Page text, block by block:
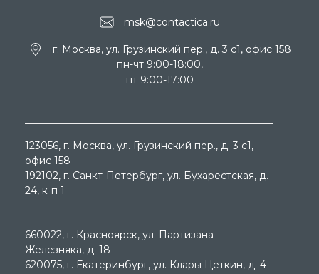
msk@contactica.ru
г. Москва, ул. Грузинский пер., д. 3 c1, офис 158
пн-чт 9:00-18:00,
пт 9:00-17:00
123056, г. Москва, ул. Грузинский пер., д. 3 c1,
офис 158
192102, г. Санкт-Петербург, ул. Бухарестская, д.
24, к-п 1
660022, г. Красноярск, ул. Партизана
Железняка, д. 18
620075, г. Екатеринбург, ул. Клары Цеткин, д. 4